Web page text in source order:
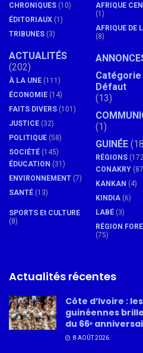
CHRONIQUES (10)
ÉDITORIAUX (1)
TRIBUNES (3)
ACTUALITÉS
(202)
À LA UNE (111)
ÉCONOMIE (14)
FAITS DIVERS (101)
JUSTICE (32)
POLITIQUE (58)
SOCIÉTÉ (145)
ÉDUCATION (31)
ENVIRONNEMENT (7)
SANTÉ (13)
SPORTS Et CULTURE
(8)
AFRIQUE
(1)
AFRIQUE DE
(8)
Catégorie
Défaut
(13)
(1)
GUINÉE
RÉGIONS
CONAKRY
KANKAN (4)
KINDIA (6)
LABÉ (3)
RÉGION
(75)
Actualités récentes
Côte d’Ivoire :
guinéennes
du 66ᵉ
8 AOÛT 2026